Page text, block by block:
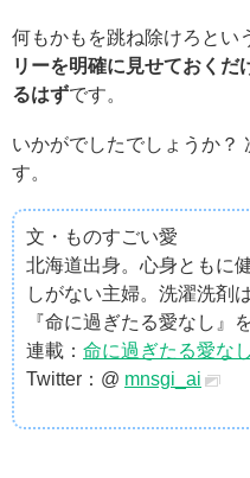
何もかもを跳ね除けろとい
リーを明確に見せておくだ
るはずです。
いかがでしたでしょうか？
す。
文・ものすごい愛
北海道出身。心身ともに
しがない主婦。洗濯洗剤
『命に過ぎたる愛なし』
連載： 命に過ぎたる愛なし
Twitter：@ mnsgi_ai